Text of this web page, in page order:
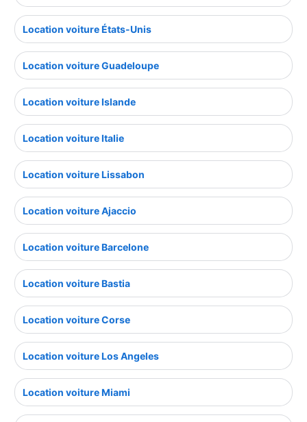
Location voiture États-Unis
Location voiture Guadeloupe
Location voiture Islande
Location voiture Italie
Location voiture Lissabon
Location voiture Ajaccio
Location voiture Barcelone
Location voiture Bastia
Location voiture Corse
Location voiture Los Angeles
Location voiture Miami